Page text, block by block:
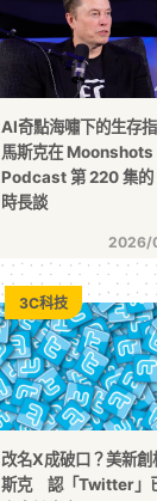
AI奇點海嘯下的生存
馬斯克在 Moonshots
Podcast 第 220 集的
時長談
2026/
改名X成破口？美新創
斯克 認「Twitter」
3C科技